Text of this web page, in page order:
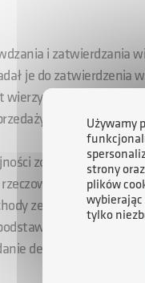
i zatwierdzania
je do zatwierdzenia
Zarządca
składników
zostały
rzeczowo na majątku
ze sprzedaży
wystąpienia
decyzji o
Używamy
strony
plików
tylko